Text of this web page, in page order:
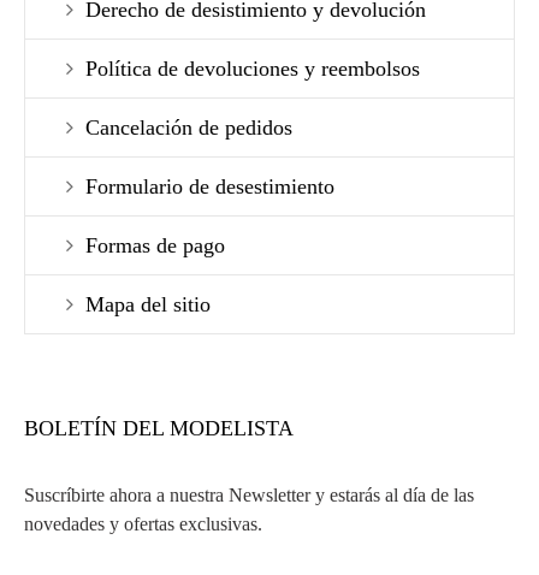
Derecho de desistimiento y devolución
Política de devoluciones y reembolsos
Cancelación de pedidos
Formulario de desestimiento
Formas de pago
Mapa del sitio
BOLETÍN DEL MODELISTA
Suscríbirte ahora a nuestra Newsletter y estarás al día de las
novedades y ofertas exclusivas.